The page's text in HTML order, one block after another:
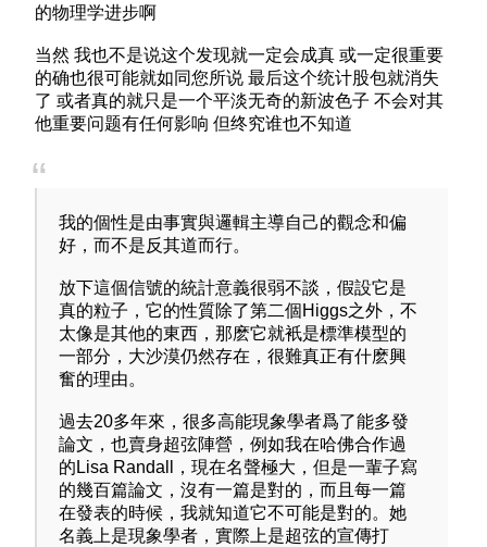
的物理学进步啊
当然 我也不是说这个发现就一定会成真 或一定很重要
的确也很可能就如同您所说 最后这个统计股包就消失
了 或者真的就只是一个平淡无奇的新波色子 不会对其
他重要问题有任何影响 但终究谁也不知道
我的個性是由事實與邏輯主導自己的觀念和偏
好，而不是反其道而行。
放下這個信號的統計意義很弱不談，假設它是
真的粒子，它的性質除了第二個Higgs之外，不
太像是其他的東西，那麽它就衹是標準模型的
一部分，大沙漠仍然存在，很難真正有什麽興
奮的理由。
過去20多年來，很多高能現象學者爲了能多發
論文，也賣身超弦陣營，例如我在哈佛合作過
的Lisa Randall，現在名聲極大，但是一輩子寫
的幾百篇論文，沒有一篇是對的，而且每一篇
在發表的時候，我就知道它不可能是對的。她
名義上是現象學者，實際上是超弦的宣傳打